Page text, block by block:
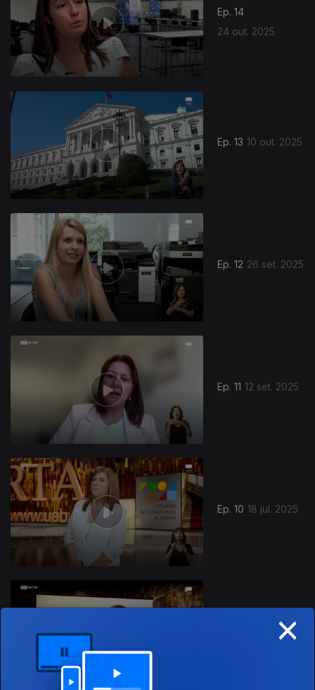
Ep. 14
24 out. 2025
Ep. 13 10 out. 2025
Ep. 12 26 set. 2025
Ep. 11 12 set. 2025
Ep. 10 18 jul. 2025
04 jul. 2025
×